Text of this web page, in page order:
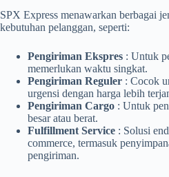
SPX Express menawarkan berbagai
kebutuhan pelanggan, seperti:
Pengiriman Ekspres : Untuk
memerlukan waktu singkat.
Pengiriman Reguler : Cocok
urgensi dengan harga lebih
Pengiriman Cargo : Untuk
besar atau berat.
Fulfillment Service : Solusi
commerce, termasuk
pengiriman.